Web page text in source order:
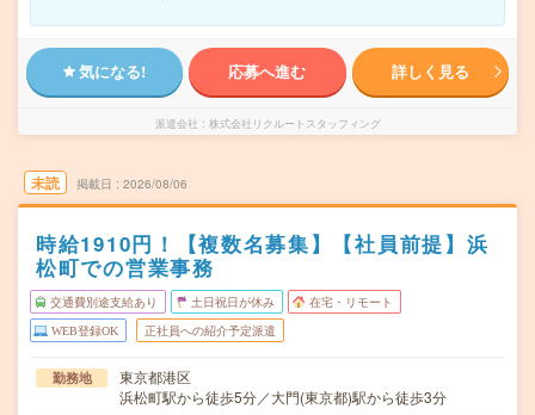
気になる! 応募へ進む 詳しく見る
派遣会社 株式会社リクルートスタッフィング
未読 掲載日 2026/08/06
時給1910円！【複数名募集】【社員前提】浜
松町での営業事務
交通費別途支給あり 土日祝日が休み 在宅・リモート
WEB登録OK 正社員への紹介予定派遣
勤務地
東京都港区
浜松町駅から徒歩5分／大門(東京都)駅から徒歩3分